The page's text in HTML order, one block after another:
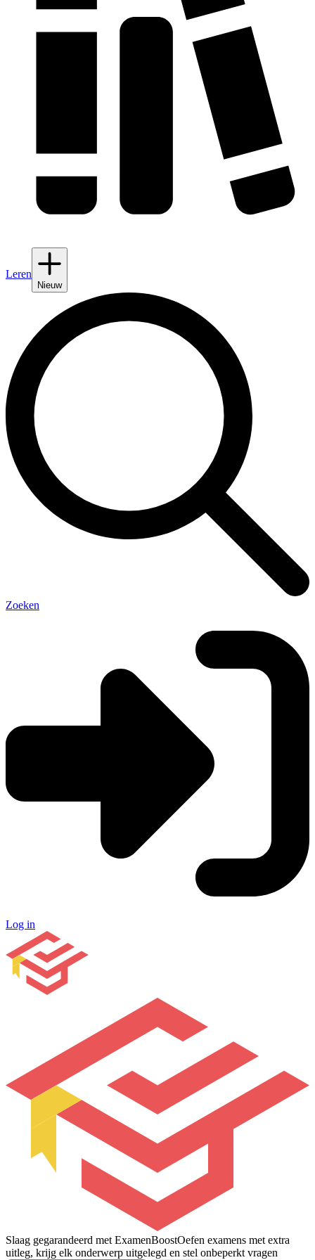
Leren
Nieuw
Zoeken
Log in
Slaag gegarandeerd met ExamenBoostOefen examens met extra
uitleg, krijg elk onderwerp uitgelegd en stel onbeperkt vragen